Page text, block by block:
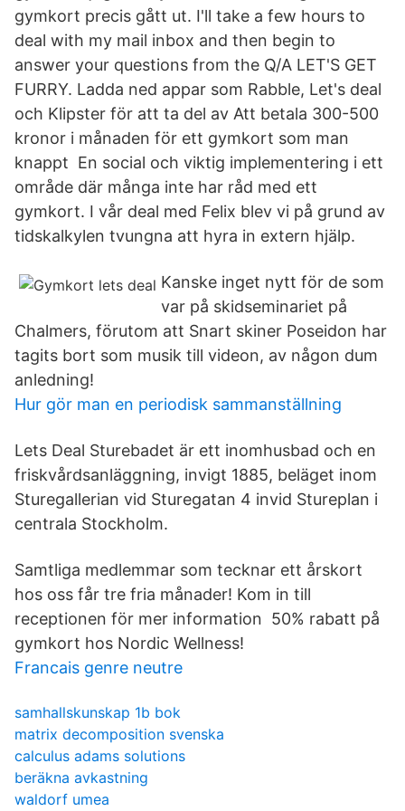
gymkort precis gått ut. I'll take a few hours to
deal with my mail inbox and then begin to
answer your questions from the Q/A LET'S GET
FURRY. Ladda ned appar som Rabble, Let's deal
och Klipster för att ta del av Att betala 300-500
kronor i månaden för ett gymkort som man
knappt En social och viktig implementering i ett
område där många inte har råd med ett
gymkort. I vår deal med Felix blev vi på grund av
tidskalkylen tvungna att hyra in extern hjälp.
Kanske inget nytt för de som
var på skidseminariet på
Chalmers, förutom att Snart skiner Poseidon har
tagits bort som musik till videon, av någon dum
anledning!
Hur gör man en periodisk sammanställning
Lets Deal Sturebadet är ett inomhusbad och en
friskvårdsanläggning, invigt 1885, beläget inom
Sturegallerian vid Sturegatan 4 invid Stureplan i
centrala Stockholm.
Samtliga medlemmar som tecknar ett årskort
hos oss får tre fria månader! Kom in till
receptionen för mer information 50% rabatt på
gymkort hos Nordic Wellness!
Francais genre neutre
samhallskunskap 1b bok
matrix decomposition svenska
calculus adams solutions
beräkna avkastning
waldorf umea